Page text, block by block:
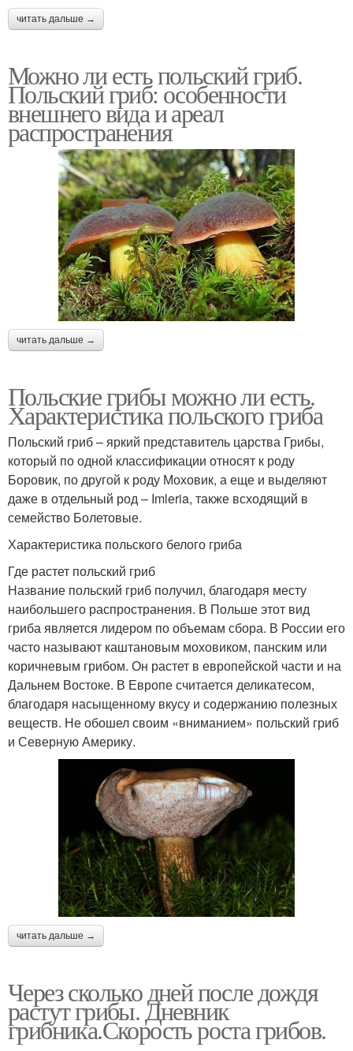
читать дальше →
Можно ли есть польский гриб.
Польский гриб: особенности
внешнего вида и ареал
распространения
читать дальше →
Польские грибы можно ли есть.
Характеристика польского гриба
Польский гриб – яркий представитель царства Грибы,
который по одной классификации относят к роду
Боровик, по другой к роду Моховик, а еще и выделяют
даже в отдельный род – Imlеria, также всходящий в
семейство Болетовые.
Характеристика польского белого гриба
Где растет польский гриб
Название польский гриб получил, благодаря месту
наибольшего распространения. В Польше этот вид
гриба является лидером по объемам сбора. В России его
часто называют каштановым моховиком, панским или
коричневым грибом. Он растет в европейской части и на
Дальнем Востоке. В Европе считается деликатесом,
благодаря насыщенному вкусу и содержанию полезных
веществ. Не обошел своим «вниманием» польский гриб
и Северную Америку.
читать дальше →
Через сколько дней после дождя
растут грибы. Дневник
грибника.Скорость роста грибов.